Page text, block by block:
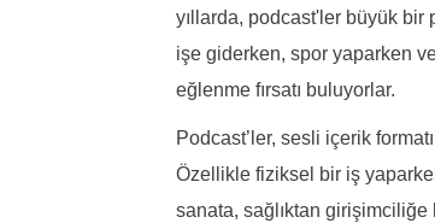
yıllarda, podcast'ler büyük bir
işe giderken, spor yaparken
eğlenme fırsatı buluyorlar.
Podcast’ler, sesli içerik
Özellikle fiziksel bir iş
sanata, sağlıktan